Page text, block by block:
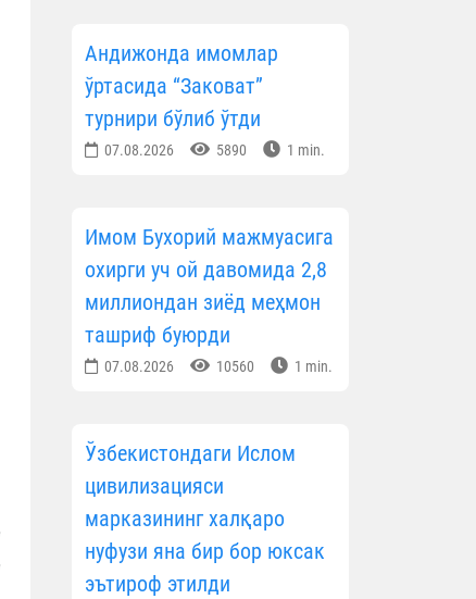
Андижонда имомлар
ўртасида “Заковат”
турнири бўлиб ўтди
07.08.2026 5890 1 min.
Имом Бухорий мажмуасига
охирги уч ой давомида 2,8
миллиондан зиёд меҳмон
ташриф буюрди
07.08.2026 10560 1 min.
Ўзбекистондаги Ислом
цивилизацияси
марказининг халқаро
нуфузи яна бир бор юксак
эътироф этилди